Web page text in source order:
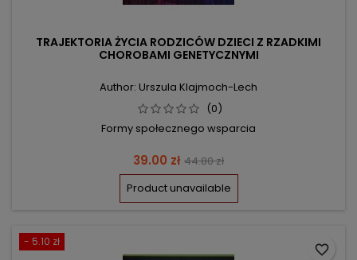
TRAJEKTORIA ŻYCIA RODZICÓW DZIECI Z RZADKIMI
CHOROBAMI GENETYCZNYMI
Author: Urszula Klajmoch-Lech
(0)
Formy społecznego wsparcia
Price
39.00 zł Regular
price
44.80 zł
Product unavailable
- 5.10 zł
favorite_border